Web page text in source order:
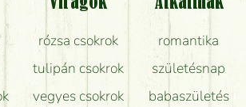
a virágcsokrok szállításáról?
lehető legtovább friss a csokor?
koszorút vásárolni boltban?
rózsa csokrok
tulipán csokrok
vegyes csokrok
romantika
születésnap
babaszületés